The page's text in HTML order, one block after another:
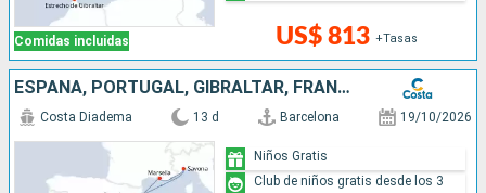
Comidas incluidas US$ 813 +Tasas
ESPAÑA, PORTUGAL, GIBRALTAR, FRANCIA, ITALIA
Costa Diadema 13 d Barcelona 19/10/2026
Niños Gratis
Club de niños gratis desde los 3